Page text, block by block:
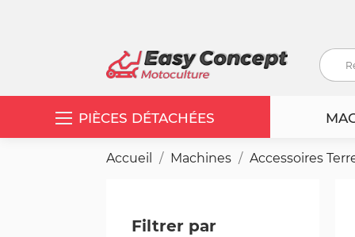
PIÈCES DÉTACHÉES
Accueil Machines Accessoires
Filtrer par